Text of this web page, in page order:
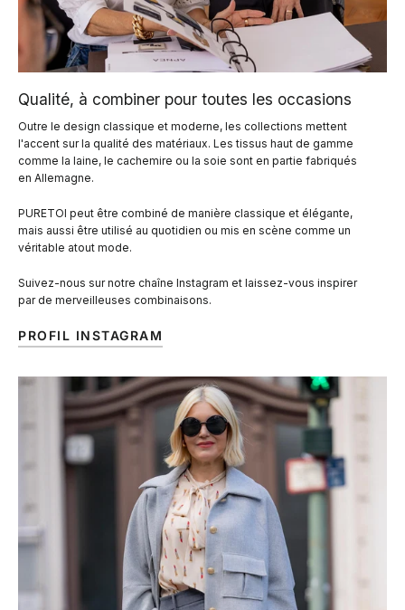
Qualité, à combiner pour toutes les occasions
Outre le design classique et moderne, les collections mettent
l'accent sur la qualité des matériaux. Les tissus haut de gamme
comme la laine, le cachemire ou la soie sont en partie fabriqués
en Allemagne.
PURETOI peut être combiné de manière classique et élégante,
mais aussi être utilisé au quotidien ou mis en scène comme un
véritable atout mode.
Suivez-nous sur notre chaîne Instagram et laissez-vous inspirer
par de merveilleuses combinaisons.
PROFIL INSTAGRAM